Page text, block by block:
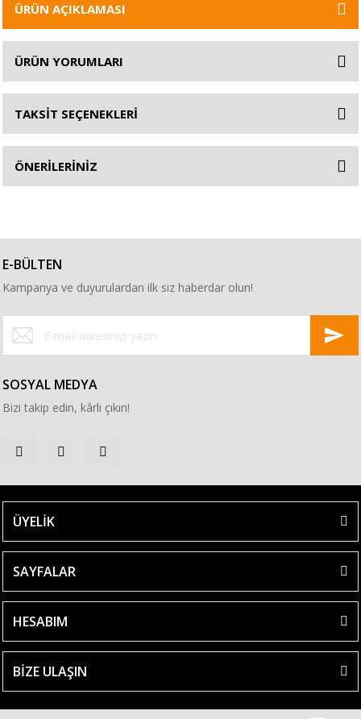
ÜRÜN AÇIKLAMASI
ÜRÜN YORUMLARI
TAKSİT SEÇENEKLERİ
ÖNERİLERİNİZ
E-BÜLTEN
Kampanya ve duyurulardan ilk siz haberdar olun!
SOSYAL MEDYA
Bizi takip edin, kârlı çıkın!
ÜYELİK
SAYFALAR
HESABIM
BİZE ULAŞIN